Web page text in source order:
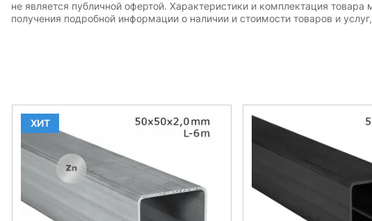
не является публичной офертой. Характеристики и комплектация
получения подробной информации о наличии и стоимости товаров и
ХИТ